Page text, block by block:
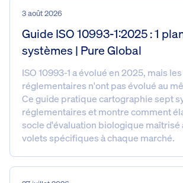
3 août 2026
Guide ISO 10993-1:2025 : 1
systèmes | Pure Global
ISO 10993-1 a évolué en 2025, mais
réglementaires n'ont pas évolué au
Ce guide pratique cartographie sept
réglementaires et montre comment
socle d'évaluation biologique maîtrisé
volets spécifiques à chaque marché.